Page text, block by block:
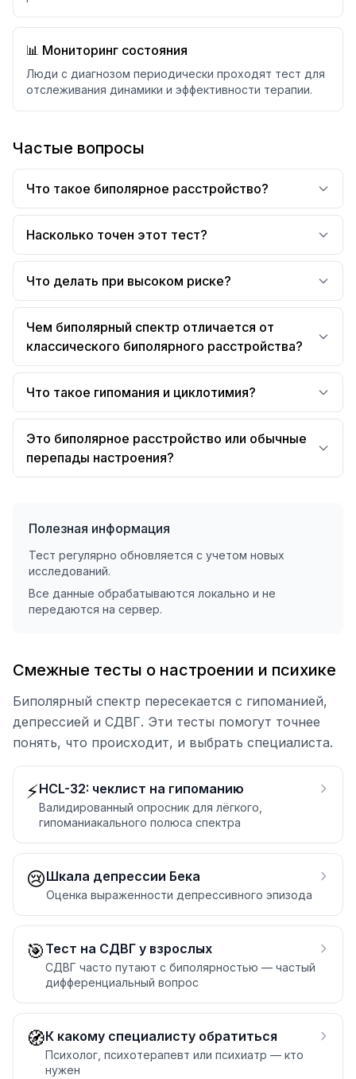
📊 Мониторинг состояния
Люди с диагнозом периодически проходят тест для
отслеживания динамики и эффективности терапии.
Частые вопросы
Что такое биполярное расстройство?
Насколько точен этот тест?
Что делать при высоком риске?
Чем биполярный спектр отличается от
классического биполярного расстройства?
Что такое гипомания и циклотимия?
Это биполярное расстройство или обычные
перепады настроения?
Полезная информация
Тест регулярно обновляется с учетом новых
исследований.
Все данные обрабатываются локально и не
передаются на сервер.
Смежные тесты о настроении и психике
Биполярный спектр пересекается с гипоманией,
депрессией и СДВГ. Эти тесты помогут точнее
понять, что происходит, и выбрать специалиста.
⚡HCL-32: чеклист на гипоманию
Валидированный опросник для лёгкого,
гипоманиакального полюса спектра
😢Шкала депрессии Бека
Оценка выраженности депрессивного эпизода
🎯 Тест на СДВГ у взрослых
СДВГ часто путают с биполярностью — частый
дифференциальный вопрос
🧭К какому специалисту обратиться
Психолог, психотерапевт или психиатр — кто
нужен